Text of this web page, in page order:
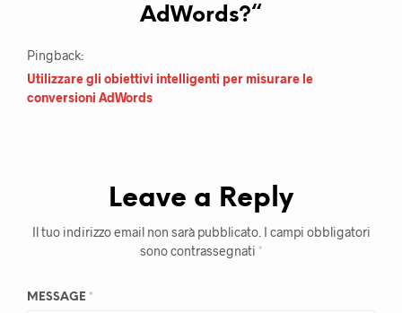
AdWords?“
Pingback:
Utilizzare gli obiettivi intelligenti per misurare le
conversioni AdWords
Leave a Reply
Il tuo indirizzo email non sarà pubblicato. I campi obbligatori
sono contrassegnati *
MESSAGE *